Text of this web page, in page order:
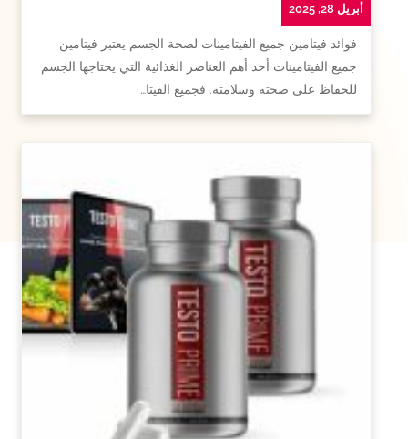
أبريل 28, 2025
فوائد فيتامين جميع الفيتامينات لصحة الجسم يعتبر فيتامين
جميع الفيتامينات أحد أهم العناصر الغذائية التي يحتاجها الجسم
للحفاظ على صحته وسلامته. فجميع الفيتا…